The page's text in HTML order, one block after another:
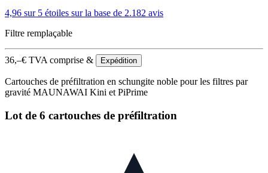
4,96 sur 5 étoiles sur la base de 2.182 avis
Filtre remplaçable
36,–€ TVA comprise & Expédition
Cartouches de préfiltration en schungite noble pour les filtres par
gravité MAUNAWAI Kini et PiPrime
Lot de 6 cartouches de préfiltration